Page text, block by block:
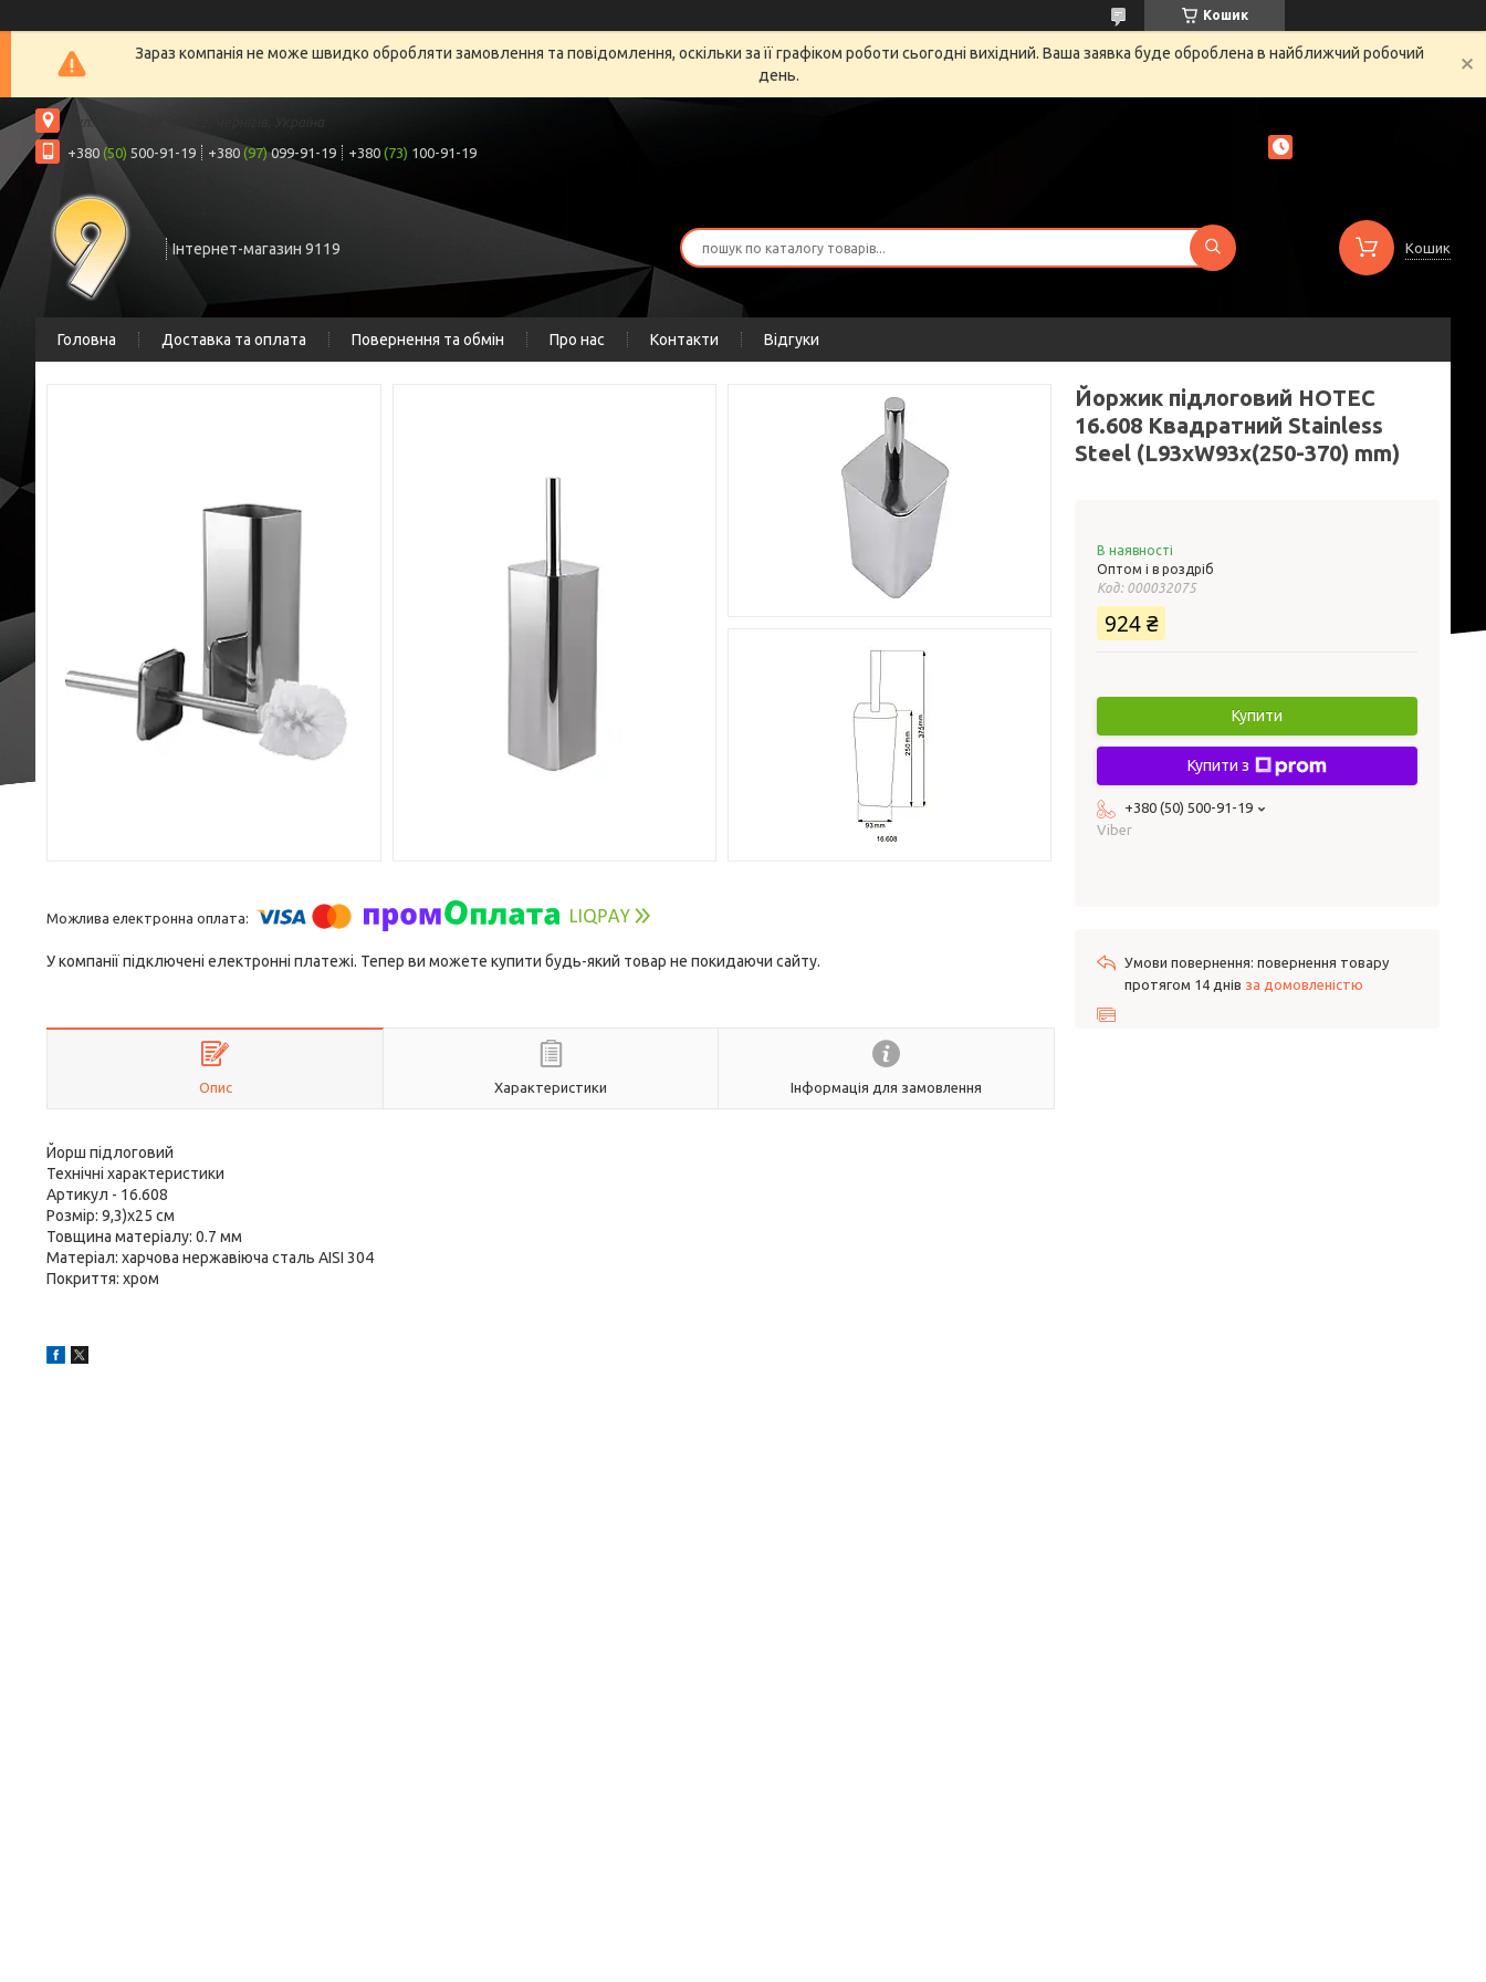
Кошик
Зараз компанія не може швидко обробляти замовлення та повідомлення, оскільки за її графіком роботи сьогодні вихідний. Ваша заявка буде оброблена в найближчий робочий
день.
вул. Шрага, 6а, офіс 2, Чернігів, Україна
+380 (50) 500-91-19 +380 (97)099-91-19 +380 (73) 100-91-19
Інтернет-магазин 9119 Кошик
Головна Доставка та оплата Повернення та обмін Про нас Контакти Відгуки
У компанії підключені електронні платежі. Тепер ви можете купити будь-який товар не покидаючи сайту.
Опис Характеристики Інформація для замовлення
Йорш підлоговий
Технічні характеристики
Артикул - 16.608
Розмір: 9,3)х25 см
Товщина матеріалу: 0.7 мм
Матеріал: харчова нержавіюча сталь AISI 304
Покриття: хром
Йоржик підлоговий HOTEC
16.608 Квадратний Stainless
Steel (L93xW93x(250-370) mm)
В наявності
Оптом і в роздріб
Код: 000032075
924 ₴
Купити
Купити з
+380 (50) 500-91-19
Viber
повернення товару
протягом 14 днів за домовленістю